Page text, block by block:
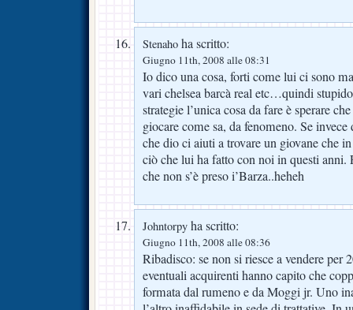
Stenaho ha scritto:
Giugno 11th, 2008 alle 08:31
Io dico una cosa, forti come lui ci sono
vari chelsea barcà real etc…quindi
strategie l’unica cosa da fare è sperare
giocare come sa, da fenomeno. Se invece
che dio ci aiuti a trovare un giovane che
ciò che lui ha fatto con noi in questi
che non s’è preso i’Barza..heheh
Johntorpy ha scritto:
Giugno 11th, 2008 alle 08:36
Ribadisco: se non si riesce a vendere per
eventuali acquirenti hanno capito che
formata dal rumeno e da Moggi jr. Uno